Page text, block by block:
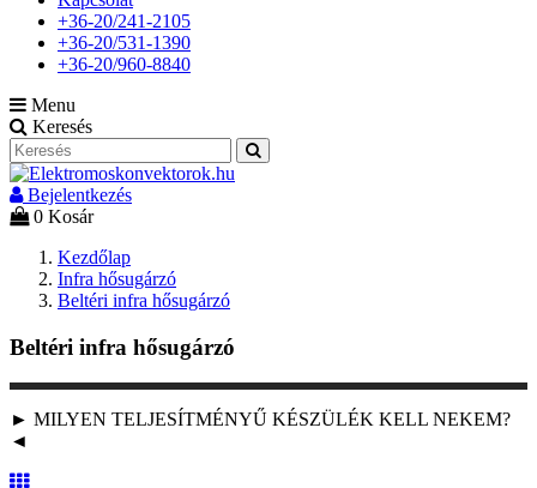
+36-20/241-2105
+36-20/531-1390
+36-20/960-8840
Menu
Keresés
Bejelentkezés
0 Kosár
Kezdőlap
Infra hősugárzó
Beltéri infra hősugárzó
Beltéri infra hősugárzó
► MILYEN TELJESÍTMÉNYŰ KÉSZÜLÉK KELL NEKEM?
◄